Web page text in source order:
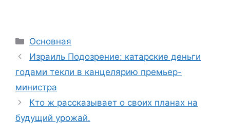
Рубрики
Основная
Израиль Подозрение: катарские деньги
годами текли в канцелярию премьер-
министра
Кто ж рассказывает о своих планах на
будущий урожай.